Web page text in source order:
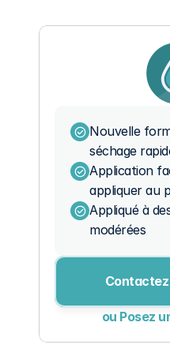
Nouvelle
séchage
Application
appliquer au
Appliqué à
modérées
ou Posez